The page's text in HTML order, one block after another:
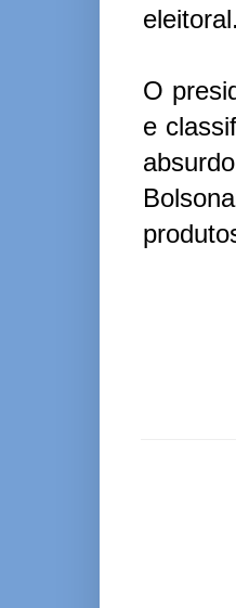
eleitoral.
O
e